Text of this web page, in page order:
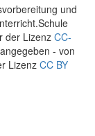
und
der Lizenz CC-
- von
Lizenz CC BY